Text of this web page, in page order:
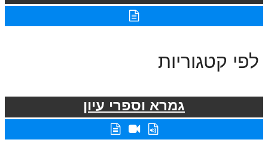
לפי קטגוריות
גמרא וספרי עיון